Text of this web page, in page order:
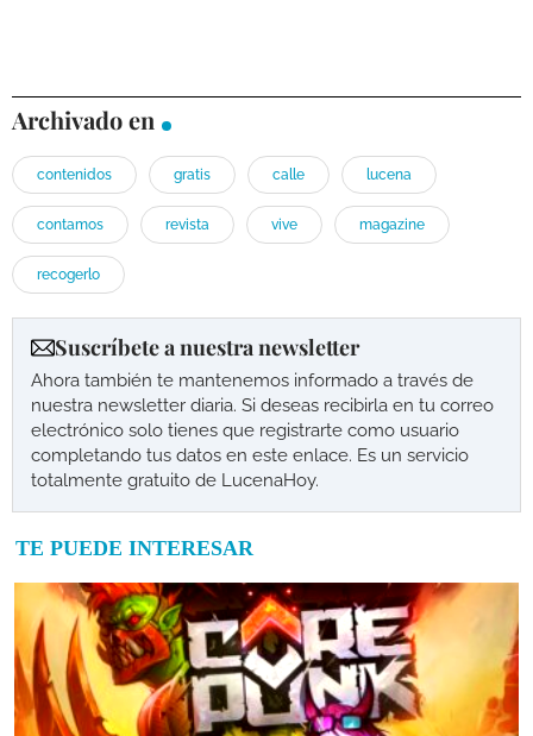
Archivado en
contenidos gratis calle lucena
contamos revista vive magazine
recogerlo
Suscríbete a nuestra newsletter
Ahora también te mantenemos informado a través de
nuestra newsletter diaria. Si deseas recibirla en tu correo
electrónico solo tienes que registrarte como usuario
completando tus datos en este enlace. Es un servicio
totalmente gratuito de LucenaHoy.
TE PUEDE INTERESAR